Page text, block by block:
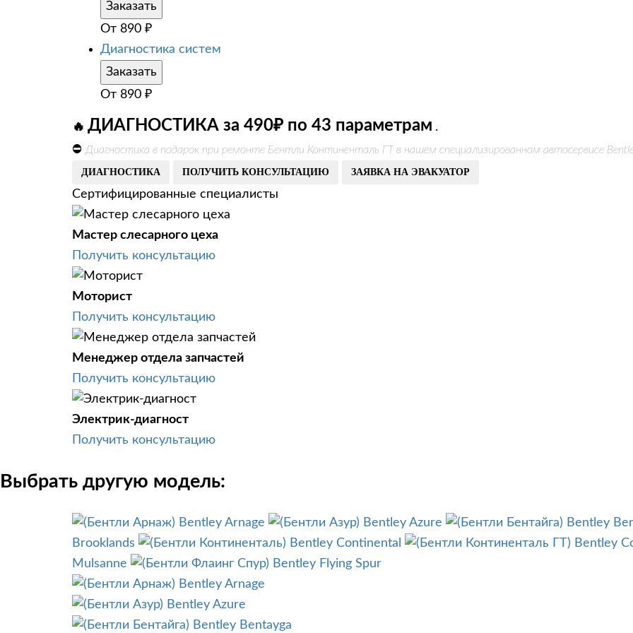
Заказать
От 890 ₽
Диагностика систем
Заказать
От 890 ₽
🔥 ДИАГНОСТИКА за 490₽ по 43 параметрам .
⛔ Диагностика в подарок при ремонте Бентли Континенталь ГТ в нашем специализированном автосервисе
ДИАГНОСТИКА ПОЛУЧИТЬ КОНСУЛЬТАЦИЮ ЗАЯВКА НА ЭВАКУАТОР
Сертифицированные специалисты
Мастер слесарного цеха
Получить консультацию
Моторист
Получить консультацию
Менеджер отдела запчастей
Получить консультацию
Электрик-диагност
Получить консультацию
Выбрать другую модель:
Bentley Arnage Bentley Azure
Bentley
Brooklands
Bentley Continental
Bentley
Mulsanne
Bentley Flying Spur
Bentley Arnage
Bentley Azure
Bentley Bentayga